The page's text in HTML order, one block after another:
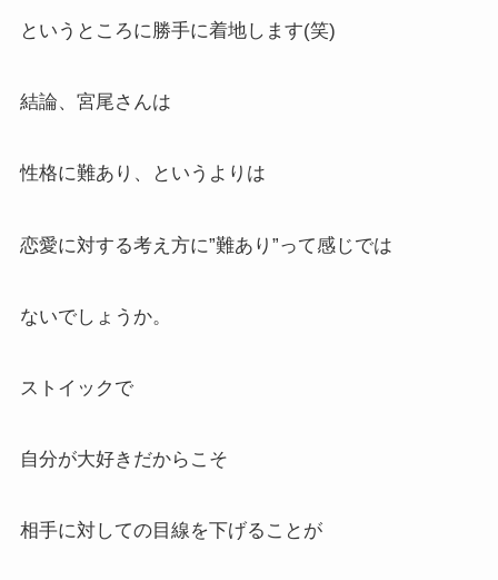
というところに勝手に着地します(笑)
結論、宮尾さんは
性格に難あり、というよりは
恋愛に対する考え方に”難あり”って感じでは
ないでしょうか。
ストイックで
自分が大好きだからこそ
相手に対しての目線を下げることが